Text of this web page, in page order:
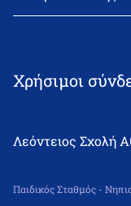
Χρήσιμοι
Λεόντειος Σχολή
Παιδικός Σταθμός -